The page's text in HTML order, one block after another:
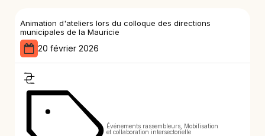
Animation d'ateliers lors du colloque des directions
municipales de la Mauricie
20 février 2026
Événements rassembleurs, Mobilisation
et collaboration intersectorielle